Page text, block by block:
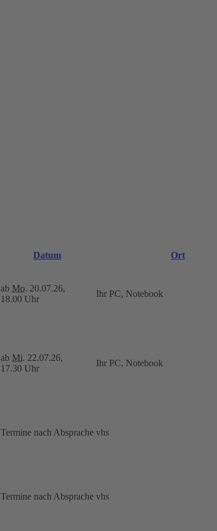
Datum
Ort
ab Mo. 20.07.26,
18.00 Uhr
Ihr PC, Notebook
ab Mi. 22.07.26,
17.30 Uhr
Ihr PC, Notebook
Termine nach Absprache vhs
Termine nach Absprache vhs